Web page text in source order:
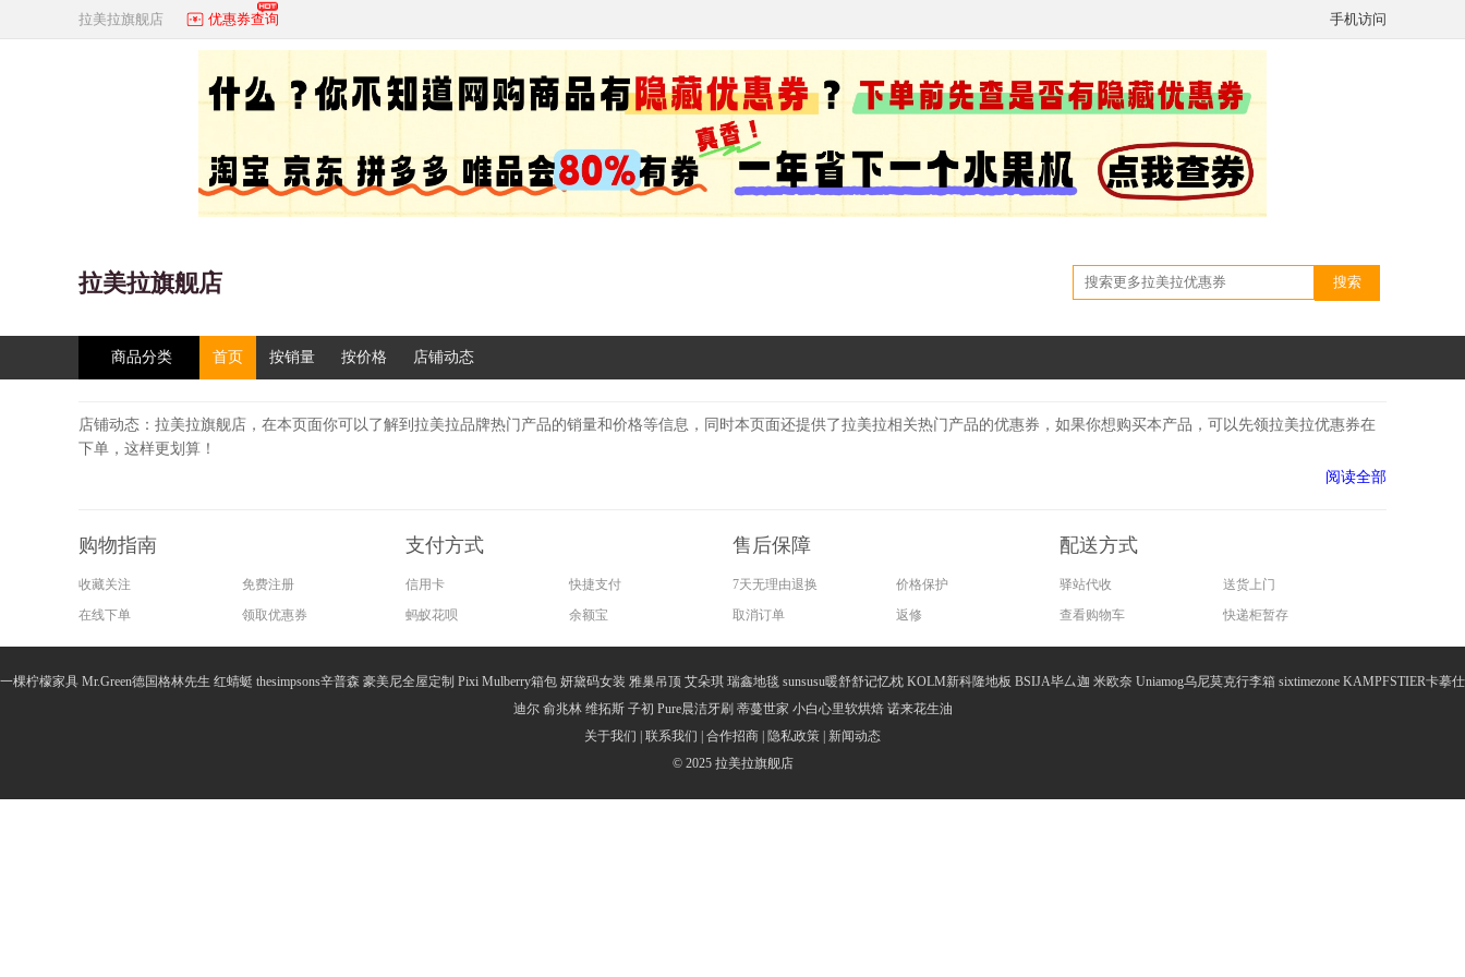
拉美拉旗舰店 优惠券查询 手机访问
拉美拉旗舰店 搜索
商品分类 首页 按销量 按价格 店铺动态
店铺动态：拉美拉旗舰店，在本页面你可以了解到拉美拉品牌热门产品的销量和价格等信息，同时本页面还提供了拉美拉相关热门产品的优惠券，如果你想购买本产品，可以先领拉美拉优惠券在
下单，这样更划算！
的产品和服务。
上，锐意进取”的经营理念，坚持“客户第一”的原则为广大客户提供优质的服务。
我们一贯坚持提供优质的服务，满足客户更高标准的需求，用我们的智慧和汗水竭尽所能，把产品做精。公司坚持以科学发展观统揽全局，实施以人才为根本、以市场为导向、以效益为核心、以
拉美拉公司高度重视产品质量管理，持续提供质优物美的产品，生产的各系列产品赢得了市场和消费者的一致认可。lameila品牌专注化妆品行业，宠爱自己，为自己注入青春活力。
阅读全部
购物指南
免费注册
收藏关注
领取优惠券
在线下单
支付方式
快捷支付
信用卡
余额宝
蚂蚁花呗
售后保障
价格保护
7天无理由退换
返修
取消订单
配送方式
送货上门
驿站代收
快递柜暂存
查看购物车
一棵柠檬家具 Mr.Green德国格林先生 红蜻蜓 thesimpsons辛普森 豪美尼全屋定制 Pixi Mulberry箱包 妍黛码女装 雅巢吊顶 艾朵琪 瑞鑫地毯 sunsusu暖舒舒记忆枕 KOLM新科隆地板 BSIJA毕厶迦 米欧奈 Uniamog乌尼莫克行李箱 sixtimezone KAMPFSTIER卡摹仕
迪尔 俞兆林 维拓斯 子初 Pure晨洁牙刷 蒂蔓世家 小白心里软烘焙 诺来花生油
关于我们 | 联系我们 | 合作招商 | 隐私政策 | 新闻动态
© 2025 拉美拉旗舰店